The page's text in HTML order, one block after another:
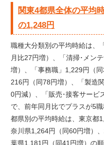
関東4都県全体の平均
の1,248円
職種大分類別の平均時給は、
月比27円増）、「清掃･メン
増）、「事務職」1,229円（
216円（同78円増）、「製造
0円減）、「販売･接客サービ
で、前年同月比でプラスが5
都県別の平均時給は、東京都
奈川県1,264円（同60円増）
葉県1,181円（同41円増）の